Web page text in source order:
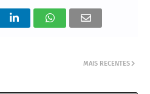
MAIS RECENTES